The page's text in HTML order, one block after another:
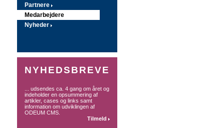
Partnere
Medarbejdere
Nyheder
NYHEDSBREVE
... udsendes ca. 4 gang om året og
indeholder en opsummering af
artikler, cases og links samt
information om udviklingen af
ODEUM CMS.
Tilmeld